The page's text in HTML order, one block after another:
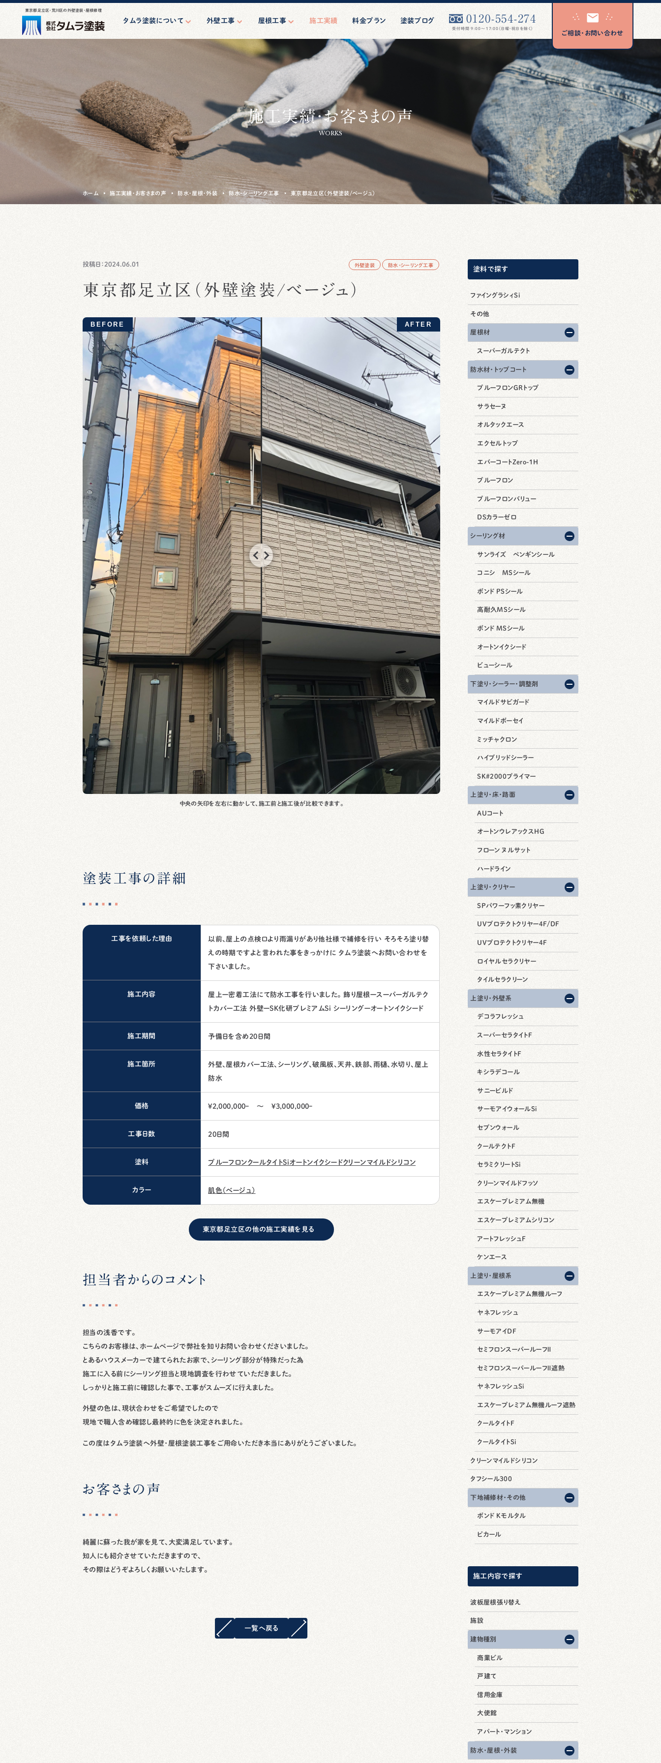
東京都足立区・荒川区の外壁塗装・屋根修理
タムラ塗装について
親方の一日
外壁工事
外壁塗装
小規模マンション・ビル向
け大規模修繕
その他工事・相談
屋根工事
屋根塗装
屋根修理（葺き替え）
施工実績 料金プラン 塗装ブログ 0120-554-274
受付時間 9:00〜17:00（日曜・祝日を除く）
ご相談・お問い合わせ
施工実績・お客さまの声
WORKS
ホーム 施工実績・お客さまの声 防水・屋根・外装 防水・シーリング工事 東京都足立区（外壁塗装/ベージュ）
投稿日：2024.06.01 外壁塗装 防水・シーリング工事
東京都足立区（外壁塗装/ベージュ）
中央の矢印を左右に動かして、施工前と施工後が比較できます。
塗装工事の詳細
工事を依頼した理由
以前、屋上の点検口より雨漏りがあり他社様で補修を行い そろそろ塗り替
えの時期ですよと言われた事をきっかけに タムラ塗装へお問い合わせを
下さいました。
施工内容
屋上ー密着工法にて防水工事を行いました。 飾り屋根ースーパーガルテク
トカバー工法 外壁ーSK化研プレミアムSi シーリングーオートンイクシード
施工期間 予備日を含め20日間
施工箇所
外壁、屋根カバー工法、シーリング、破風板、天井、鉄部、雨樋、水切り、屋上
防水
価格 ¥2,000,000ｰ ～ ¥3,000,000ｰ
工事日数 20日間
塗料 プルーフロンクールタイトSiオートンイクシードクリーンマイルドシリコン
カラー 肌色（ベージュ）
東京都足立区の他の施工実績を見る
担当者からのコメント
担当の浅香です。
こちらのお客様は、ホームページで弊社を知りお問い合わせくださいました。
とあるハウスメーカーで建てられたお家で、シーリング部分が特殊だった為
施工に入る前にシーリング担当と現地調査を行わせていただきました。
しっかりと施工前に確認した事で、工事がスムーズに行えました。
外壁の色は、現状合わせをご希望でしたので
現地で職人含め確認し最終的に色を決定されました。
この度はタムラ塗装へ外壁･屋根塗装工事をご用命いただき本当にありがとうございました。
お客さまの声
綺麗に蘇った我が家を見て、大変満足しています。
知人にも紹介させていただきますので、
その際はどうぞよろしくお願いいたします。
一覧へ戻る
塗料で探す
ファイングラシィSi
その他
屋根材
スーパーガルテクト
防水材・トップコート
プルーフロンGRトップ
サラセーヌ
オルタックエース
エクセルトップ
エバーコートZero-1H
プルーフロン
プルーフロンバリュー
DSカラーゼロ
シーリング材
サンライズ ペンギンシール
コニシ MSシール
ボンド PSシール
高耐久MSシール
ボンド MSシール
オートンイクシード
ビューシール
下塗り・シーラー・調整剤
マイルドサビガード
マイルドボーセイ
ミッチャクロン
ハイブリッドシーラー
SK#2000プライマー
上塗り・床・路面
AUコート
オートンウレアックスHG
フローン ヌルサット
ハードライン
上塗り・クリヤー
SPパワーフッ素クリヤー
UVプロテクトクリヤー4F/DF
UVプロテクトクリヤー4F
ロイヤルセラクリヤー
タイルセラクリーン
上塗り・外壁系
デコラフレッシュ
スーパーセラタイトF
水性セラタイトF
キシラデコール
サニービルド
サーモアイウォールSi
セブンウォール
クールテクトF
セラミクリートSi
クリーンマイルドフッソ
エスケープレミアム無機
エスケープレミアムシリコン
アートフレッシュF
ケンエース
上塗り・屋根系
エスケープレミアム無機ルーフ
ヤネフレッシュ
サーモアイDF
セミフロンスーパールーフⅡ
セミフロンスーパールーフⅡ遮熱
ヤネフレッシュSi
エスケープレミアム無機ルーフ遮熱
クールタイトF
クールタイトSi
クリーンマイルドシリコン
タフシール300
下地補修材・その他
ボンド Kモルタル
ピカール
施工内容で探す
波板屋根張り替え
施設
建物種別
商業ビル
戸建て
信用金庫
大使館
アパート・マンション
防水・屋根・外装